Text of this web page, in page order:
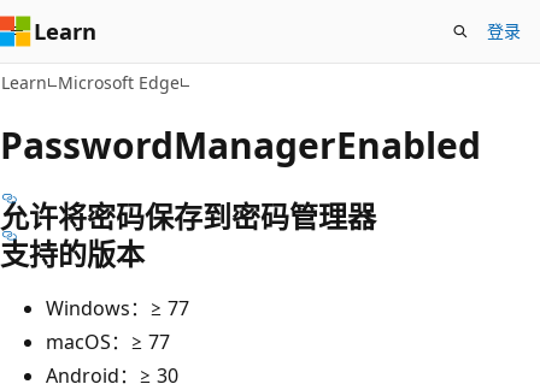
Learn 登录
Learn Microsoft Edge
PasswordManagerEnabled
允许将密码保存到密码管理器
支持的版本
Windows：≥ 77
macOS：≥ 77
Android：≥ 30